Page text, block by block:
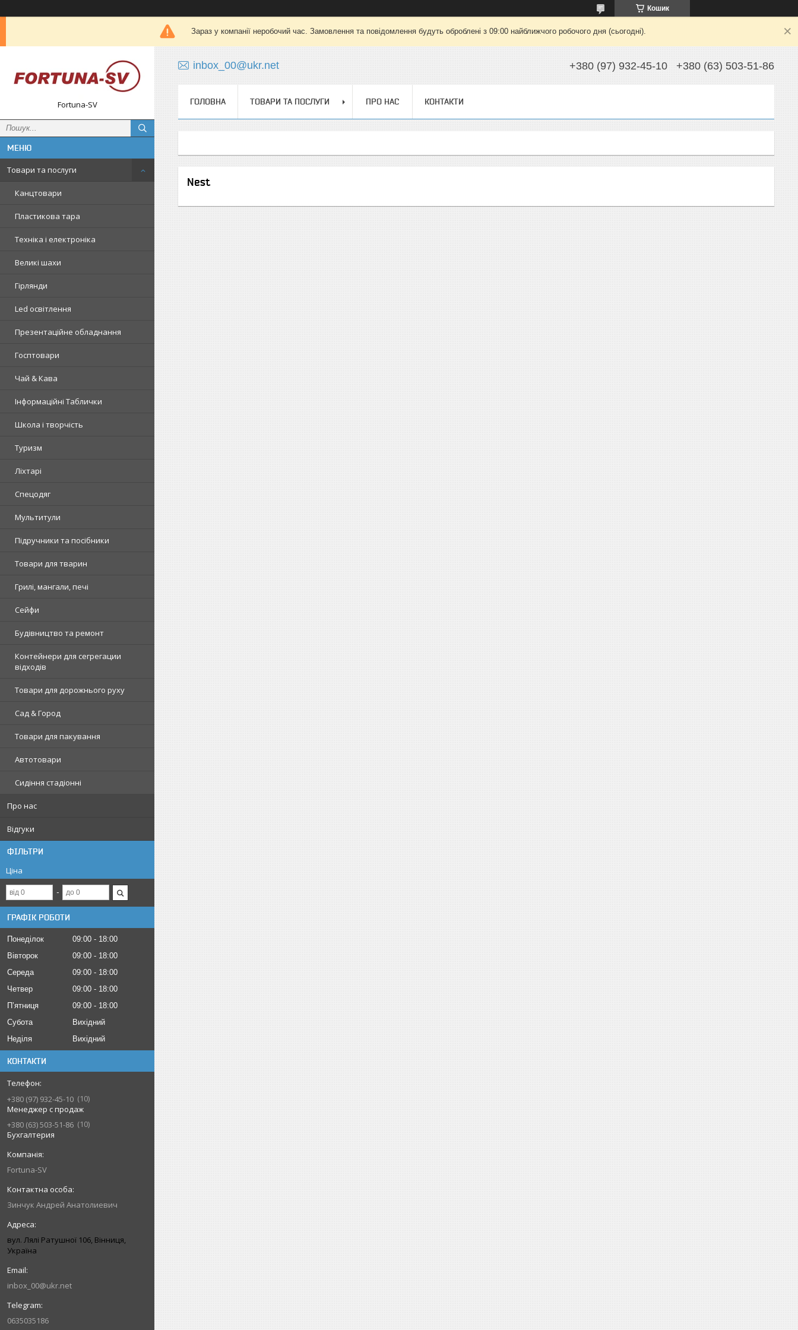
Кошик
Зараз у компанії неробочий час. Замовлення та повідомлення будуть оброблені з 09:00 найближчого робочого дня (сьогодні).
Fortuna-SV
Товари та послуги
Канцтовари
Пластикова тара
Техніка і електроніка
Великі шахи
Гірлянди
Led освітлення
Презентаційне обладнання
Госптовари
Чай & Кава
Інформаційні Таблички
Школа і творчість
Туризм
Ліхтарі
Спецодяг
Мультитули
Підручники та посібники
Товари для тварин
Грилі, мангали, печі
Сейфи
Будівництво та ремонт
Контейнери для сегрегации
відходів
Товари для дорожнього руху
Сад & Город
Товари для пакування
Автотовари
Сидіння стадіонні
Про нас
Відгуки
ФІЛЬТРИ
Ціна
ГРАФІК РОБОТИ
Понеділок 09:00
18:00
Вівторок
09:00
18:00
Середа
09:00
18:00
Четвер
09:00
18:00
Пʼятниця
09:00
18:00
Субота
Вихідний
Неділя
Вихідний
КОНТАКТИ
+380 (97) 932-45-10
10
Менеджер с продаж
+380 (63) 503-51-86
10
Бухгалтерия
Fortuna-SV
Зинчук Андрей Анатолиевич
вул. Лялі Ратушної 106, Вінниця,
Україна
inbox_00@ukr.net
0635035186
inbox_00@ukr.net +380 (97) 932-45-10 +380 (63) 503-51-86
ГОЛОВНА ТОВАРИ ТА ПОСЛУГИ ПРО НАС КОНТАКТИ
Nest